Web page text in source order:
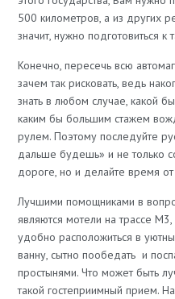
500 километров, а из других
значит, нужно подготовиться
Конечно, пересечь всю
зачем так рисковать, ведь
знать в любом случае, какой
каким бы большим стажем
рулем. Поэтому последуйте
дальше будешь» и не только
дороге, но и делайте время
Лучшими помощниками в
являются мотели на трассе
удобно расположиться в
ванну, сытно пообедать и
простынями. Что может быть
такой гостеприимный прием.